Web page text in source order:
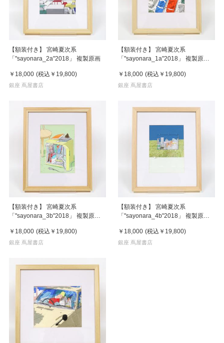
【額装付き】 宮崎夏次系
「"sayonara_2a"2018」 複製原画
￥18,000 (税込 ￥19,800)
銀座 蔦屋書店
【額装付き】 宮崎夏次系
「"sayonara_1a"2018」 複製原画
￥18,000 (税込 ￥19,800)
銀座 蔦屋書店
【額装付き】 宮崎夏次系
「"sayonara_3b"2018」 複製原画
￥18,000 (税込 ￥19,800)
銀座 蔦屋書店
【額装付き】 宮崎夏次系
「"sayonara_4b"2018」 複製原画
￥18,000 (税込 ￥19,800)
銀座 蔦屋書店